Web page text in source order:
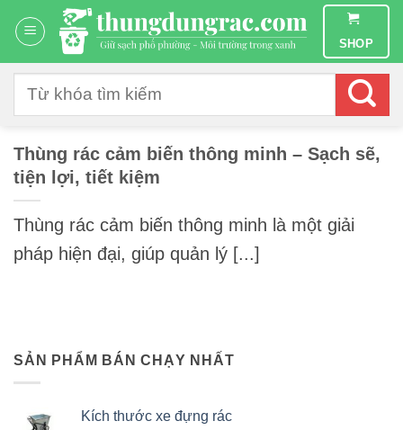
đến
dung
SHOP
kiếm:
SẢN PHẨM BÁN CHẠY NHẤT
Kích thước xe đựng rác
Thùng rác cảm biến thông minh – Sạch sẽ,
tiện lợi, tiết kiệm
Thùng rác cảm biến thông minh là một giải
pháp hiện đại, giúp quản lý [...]